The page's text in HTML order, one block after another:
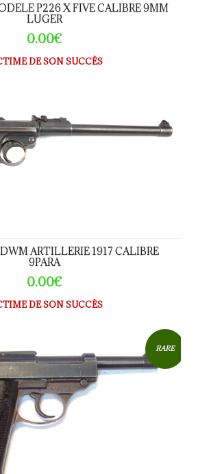
P226 X FIVE CALIBRE 9MM
LUGER
0.00€
DE SON SUCCÈS
ARTILLERIE 1917 CALIBRE
9PARA
0.00€
DE SON SUCCÈS
RARE
calibre 9Para